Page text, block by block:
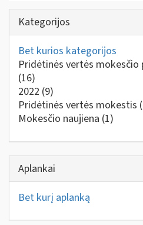
Kategorijos
Bet kurios kategorijos
Pridėtinės vertės mokesčio
(16)
2022 (9)
Pridėtinės vertės mokestis
Mokesčio naujiena (1)
Aplankai
Bet kurį aplanką